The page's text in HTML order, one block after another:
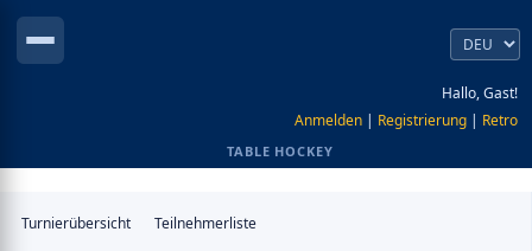
Hallo, Gast!
Anmelden | Registrierung | Retro
TABLE HOCKEY
Turnierübersicht Teilnehmerliste